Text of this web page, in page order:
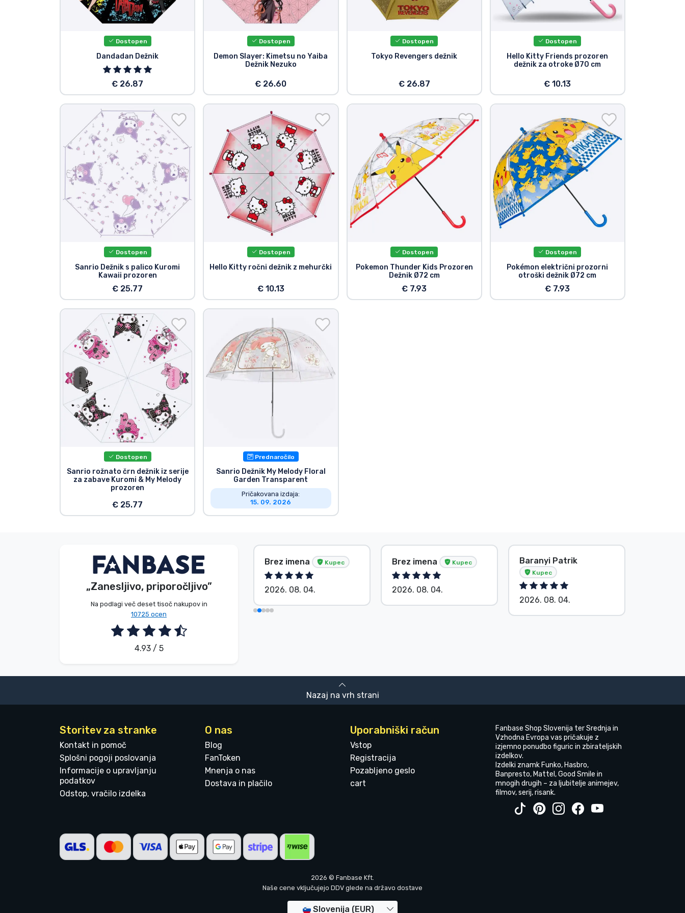
Dostopen
Dandadan Dežnik
€ 26.87
Dostopen
Demon Slayer: Kimetsu no Yaiba
Dežnik Nezuko
€ 26.60
Dostopen
Tokyo Revengers dežnik
€ 26.87
Dostopen
Hello Kitty Friends prozoren
dežnik za otroke Ø70 cm
€ 10.13
Dostopen
Sanrio Dežnik s palico Kuromi
Kawaii prozoren
€ 25.77
Dostopen
Hello Kitty ročni dežnik z mehurčki
€ 10.13
Dostopen
Pokemon Thunder Kids Prozoren
Dežnik Ø72 cm
€ 7.93
Dostopen
Pokémon električni prozorni
otroški dežnik Ø72 cm
€ 7.93
Dostopen
Sanrio rožnato črn dežnik iz serije
za zabave Kuromi & My Melody
prozoren
€ 25.77
Prednaročilo
Sanrio Dežnik My Melody Floral
Garden Transparent
Pričakovana izdaja:
15. 09. 2026
„Zanesljivo, priporočljivo”
Na podlagi več deset tisoč nakupov in
10725 ocen
4.93 / 5
Brez imena Kupec
2026. 08. 05.
Brez imena Kupec
2026. 08. 04.
Brez imena Kupec
2026. 08. 04.
Baranyi Patrik
Kupec
2026. 08. 04.
Nazaj na vrh strani
Storitev za stranke
Kontakt in pomoč
Splošni pogoji poslovanja
Informacije o upravljanju
podatkov
Odstop, vračilo izdelka
O nas
Blog
FanToken
Mnenja o nas
Dostava in plačilo
Uporabniški račun
Vstop
Registracija
Pozabljeno geslo
cart
Fanbase Shop Slovenija ter Srednja in
Vzhodna Evropa vas pričakuje z
izjemno ponudbo figuric in zbirateljskih
izdelkov.
Izdelki znamk Funko, Hasbro,
Banpresto, Mattel, Good Smile in
mnogih drugih – za ljubitelje animejev,
filmov, serij, risank.
2026 © Fanbase Kft.
Naše cene vključujejo DDV glede na državo dostave
Slovenija (EUR)
Tv serijske izdelki
Anime izdelki
Gamer izdelki
Športne izdelki
Glasbene izdelki
Vrste izdelkov
Blagovne znamke